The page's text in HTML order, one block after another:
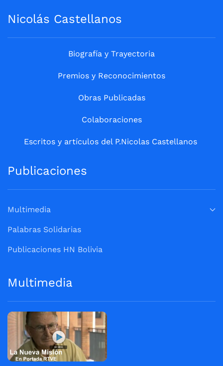
Nicolás Castellanos
Biografía y Trayectoria
Premios y Reconocimientos
Obras Publicadas
Colaboraciones
Escritos y artículos del P.Nicolas Castellanos
Publicaciones
Multimedia
Palabras Solidarias
Publicaciones HN Bolivia
Multimedia